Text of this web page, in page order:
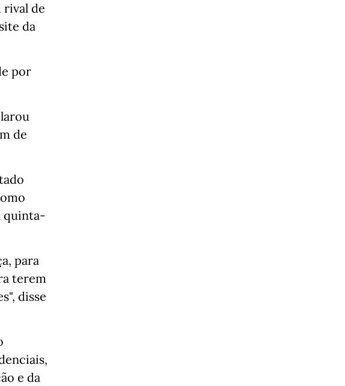
rival de
da
por
de
quinta-
para
terem
disse
e da